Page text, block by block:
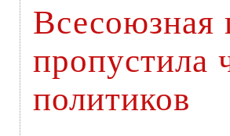
Всесоюзная
пропустила
политиков